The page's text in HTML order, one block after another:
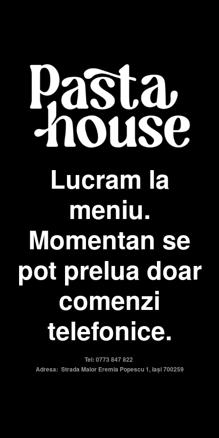
Lucram la
meniu.
Momentan se
pot prelua doar
comenzi
telefonice.
Tel: 0773 847 822
Adresa: Strada Maior Eremia Popescu 1, Iași 700259